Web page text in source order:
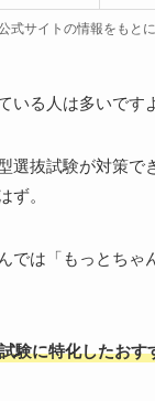
式サイトの情報をもとに
いる人は多いです
選抜試験が対策
ず。
では「もっとち
験に特化したおす